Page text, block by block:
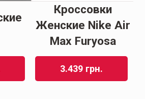
Кроссовки
Женские Nike Air
Max Furyosa
3.439 грн.